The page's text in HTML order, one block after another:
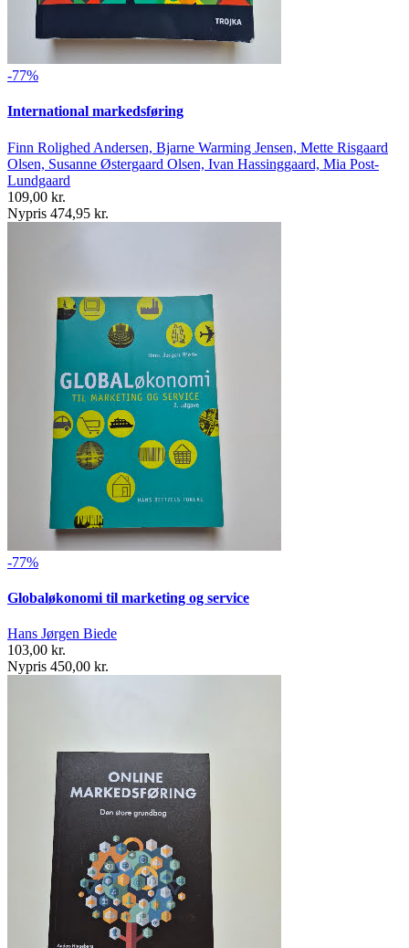
-77%
International markedsføring
Finn Rolighed Andersen, Bjarne Warming Jensen, Mette Risgaard
Olsen, Susanne Østergaard Olsen, Ivan Hassinggaard, Mia Post-
Lundgaard
109,00 kr.
Nypris 474,95 kr.
-77%
Globaløkonomi til marketing og service
Hans Jørgen Biede
103,00 kr.
Nypris 450,00 kr.